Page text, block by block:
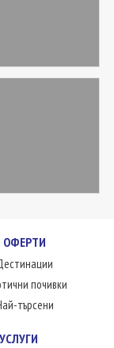
ОФЕРТИ
почивки
търсени
УСЛУГИ